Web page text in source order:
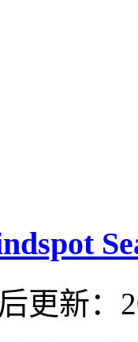
更新：